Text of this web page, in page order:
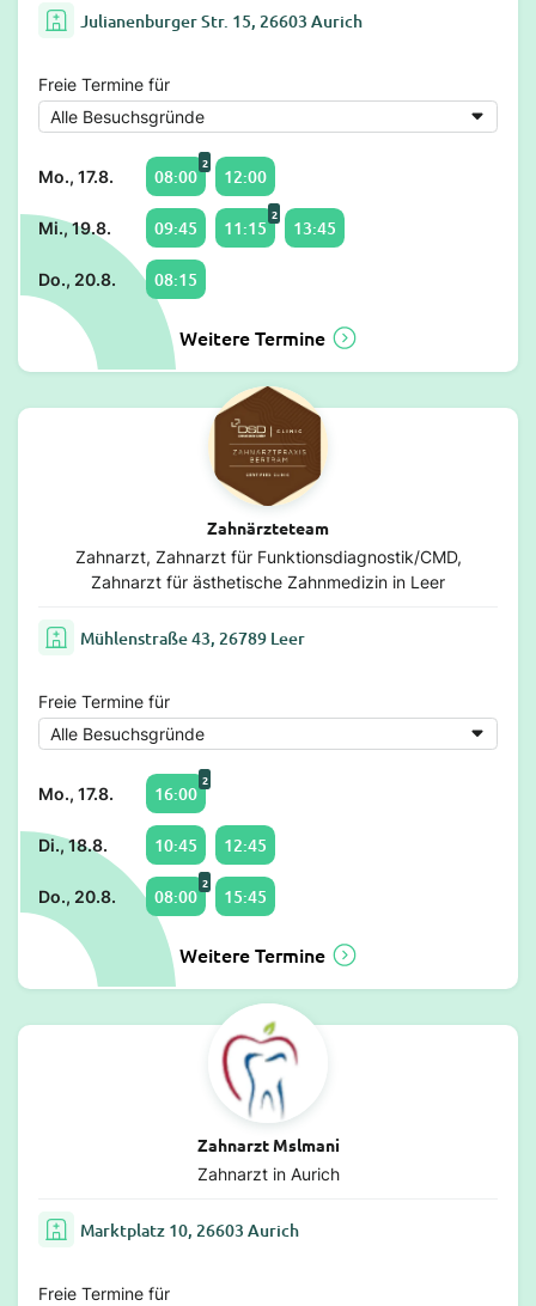
Julianenburger Str. 15, 26603 Aurich
Freie Termine für
Mo., 17.8. 08:00
2
12:00
Mi., 19.8. 09:45 11:15
2
13:45
Do., 20.8. 08:15
Weitere Termine
Zahnärzteteam
Zahnarzt, Zahnarzt für Funktionsdiagnostik/CMD,
Zahnarzt für ästhetische Zahnmedizin in Leer
Mühlenstraße 43, 26789 Leer
Freie Termine für
Mo., 17.8. 16:00
2
Di., 18.8. 10:45 12:45
Do., 20.8. 08:00
2
15:45
Weitere Termine
Zahnarzt Mslmani
Zahnarzt in Aurich
Marktplatz 10, 26603 Aurich
Freie Termine für